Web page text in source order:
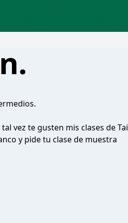
vez te gusten mis clases de Tai
y pide tu clase de muestra